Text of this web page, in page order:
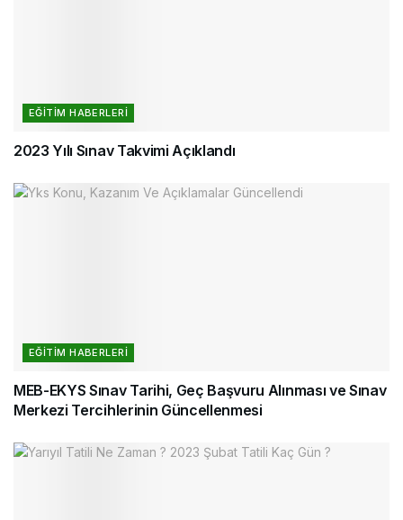
EĞITIM HABERLERI
2023 Yılı Sınav Takvimi Açıklandı
EĞITIM HABERLERI
MEB-EKYS Sınav Tarihi, Geç Başvuru Alınması ve Sınav
Merkezi Tercihlerinin Güncellenmesi